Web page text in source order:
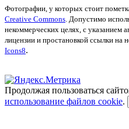
Фотографии, у которых стоит
Creative Commons. Допустимо
некоммерческих целях, с указанием
лицензии и простановкой ссылки на
Icons8.
Продолжая пользоваться
использование файлов cookie.